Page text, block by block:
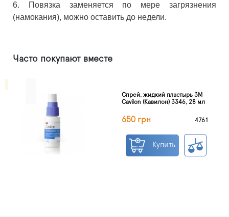
6. Повязка заменяется по мере загрязнения
(намокания), можно оставить до недели.
Часто покупают вместе
Спрей, жидкий пластырь 3M
Cavilon (Кавилон) 3346, 28 мл
650 грн 4761
Купить